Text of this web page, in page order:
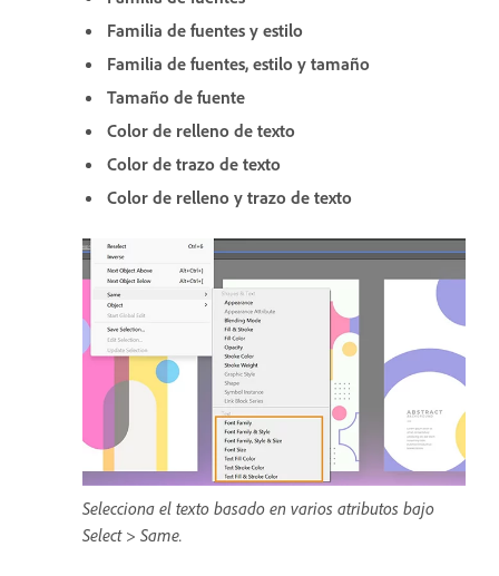
Familia de fuentes y estilo
Familia de fuentes, estilo y tamaño
Tamaño de fuente
Color de relleno de texto
Color de trazo de texto
Color de relleno y trazo de texto
Selecciona el texto basado en varios atributos bajo
Select > Same.